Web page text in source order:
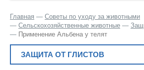
Главная
Советы по уходу за животными
Сельскохозяйственные животные
Применение Альбена у телят
ЗАЩИТА ОТ ГЛИСТОВ